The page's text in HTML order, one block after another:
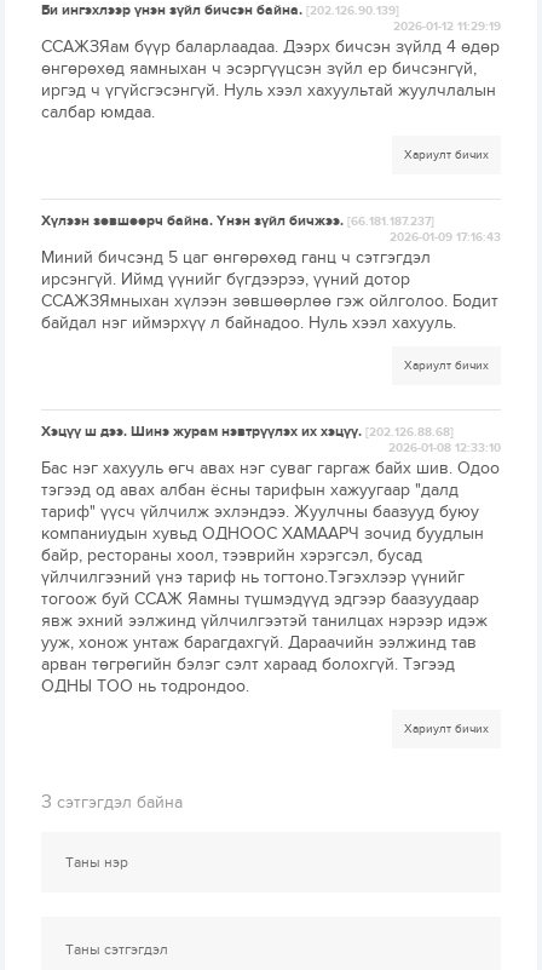
Би ингэхлээр үнэн зүйл бичсэн байна.[202.126.90.139]
2026-01-12 11:29:19
ССАЖЗЯам бүүр баларлаадаа. Дээрх бичсэн зүйлд 4 өдөр
өнгөрөхөд яамныхан ч эсэргүүцсэн зүйл ер бичсэнгүй,
иргэд ч үгүйсгэсэнгүй. Нуль хээл хахуультай жуулчлалын
салбар юмдаа.
Хариулт бичих
Хүлээн зөвшөөрч байна. Үнэн зүйл бичжээ.[66.181.187.237]
2026-01-09 17:16:43
Миний бичсэнд 5 цаг өнгөрөхөд ганц ч сэтгэгдэл
ирсэнгүй. Иймд үүнийг бүгдээрээ, үүний дотор
ССАЖЗЯмныхан хүлээн зөвшөөрлөө гэж ойлголоо. Бодит
байдал нэг иймэрхүү л байнадоо. Нуль хээл хахууль.
Хариулт бичих
Хэцүү ш дээ. Шинэ журам нэвтрүүлэх их хэцүү.[202.126.88.68]
2026-01-08 12:33:10
Бас нэг хахууль өгч авах нэг суваг гаргаж байх шив. Одоо
тэгээд од авах албан ёсны тарифын хажуугаар "далд
тариф" үүсч үйлчилж эхлэндээ. Жуулчны баазууд буюу
компаниудын хувьд ОДНООС ХАМААРЧ зочид буудлын
байр, рестораны хоол, тээврийн хэрэгсэл, бусад
үйлчилгээний үнэ тариф нь тогтоно.Тэгэхлээр үүнийг
тогоож буй ССАЖ Яамны түшмэдүүд эдгээр баазуудаар
явж эхний ээлжинд үйлчилгээтэй танилцах нэрээр идэж
ууж, хонож унтаж барагдахгүй. Дараачийн ээлжинд тав
арван төгрөгийн бэлэг сэлт хараад болохгүй. Тэгээд
ОДНЫ ТОО нь тодрондоо.
Хариулт бичих
3 сэтгэгдэл байна